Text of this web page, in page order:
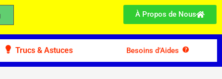
À Propos de Nous
Trucs & Astuces Besoins d’Aides